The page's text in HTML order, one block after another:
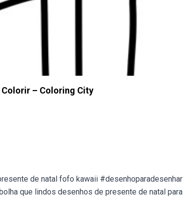
Colorir – Coloring City
de natal fofo kawaii #desenhoparadesenhar
que lindos desenhos de presente de natal para